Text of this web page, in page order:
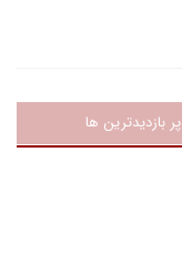
پر بازدیدترین ها